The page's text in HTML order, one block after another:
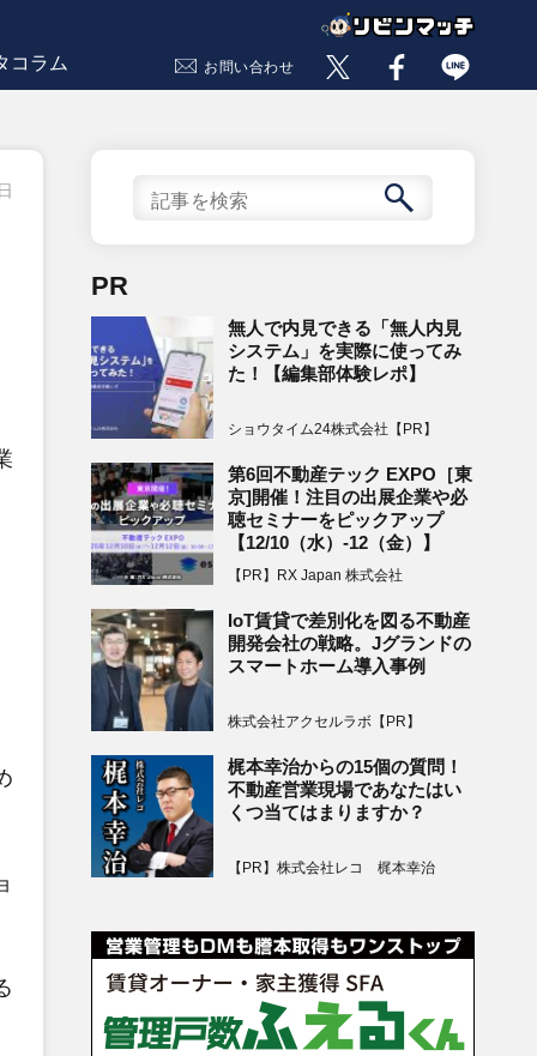
コラム お問い合わせ
PR
無人で内見できる「無人内見
システム」を実際に使ってみ
た！【編集部体験レポ】
ショウタイム24株式会社【PR】
第6回不動産テック EXPO［東
京]開催！注目の出展企業や必
聴セミナーをピックアップ
【12/10（水）-12（金）】
【PR】RX Japan 株式会社
IoT賃貸で差別化を図る不動産
開発会社の戦略。Jグランドの
スマートホーム導入事例
株式会社アクセルラボ【PR】
梶本幸治からの15個の質問！
不動産営業現場であなたはい
くつ当てはまりますか？
【PR】株式会社レコ 梶本幸治